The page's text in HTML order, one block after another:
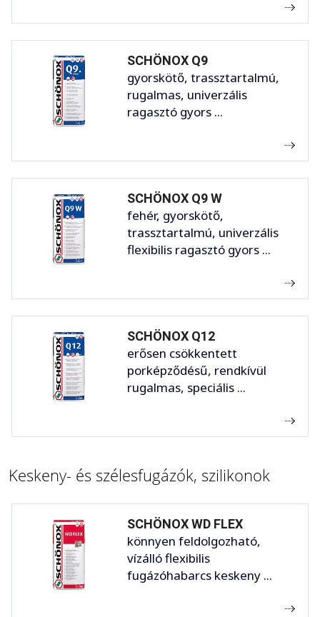
SCHÖNOX Q9
gyorskötő, trassztartalmú,
rugalmas, univerzális
ragasztó gyors ...
SCHÖNOX Q9 W
fehér, gyorskötő,
trassztartalmú, univerzális
flexibilis ragasztó gyors ...
SCHÖNOX Q12
erősen csökkentett
porképződésű, rendkívül
rugalmas, speciális ...
Keskeny- és szélesfugázók, szilikonok
SCHÖNOX WD FLEX
könnyen feldolgozható,
vízálló flexibilis
fugázóhabarcs keskeny ...